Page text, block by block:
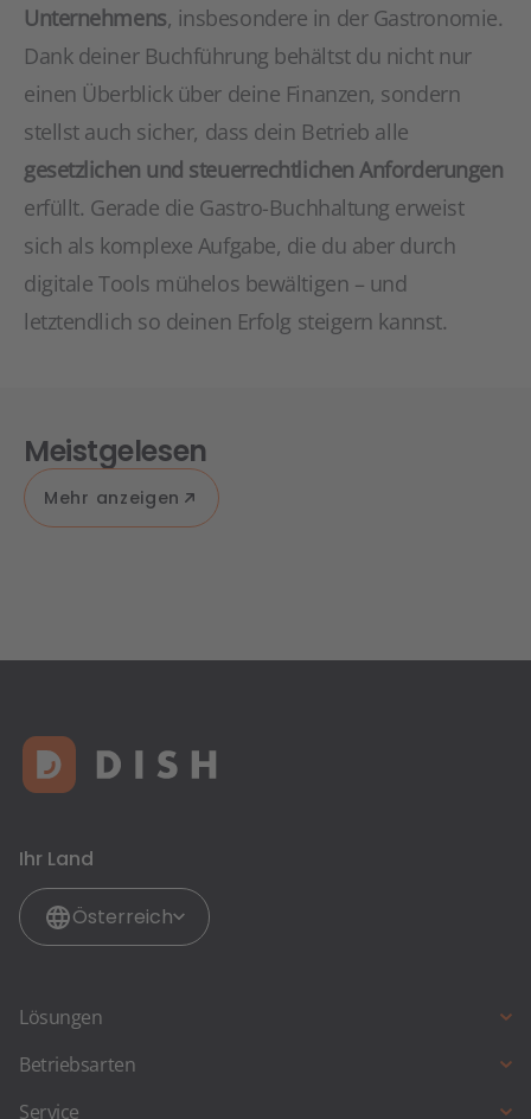
Unternehmens, insbesondere in der Gastronomie.
Dank deiner Buchführung behältst du nicht nur
einen Überblick über deine Finanzen, sondern
stellst auch sicher, dass dein Betrieb alle
gesetzlichen und steuerrechtlichen Anforderungen
erfüllt. Gerade die Gastro-Buchhaltung erweist
sich als komplexe Aufgabe, die du aber durch
digitale Tools mühelos bewältigen – und
letztendlich so deinen Erfolg steigern kannst.
Meistgelesen
Mehr anzeigen
Ihr Land
Österreich
Lösungen
DISH Professional Reservation
Betriebsarten
Full Service Restaurant
Service